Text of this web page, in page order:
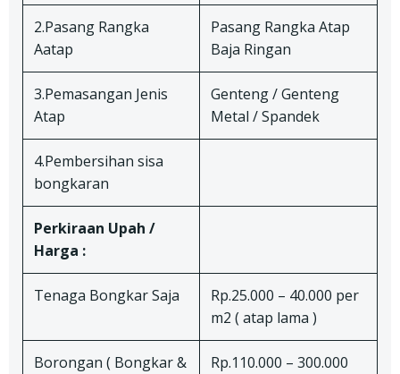
2.Pasang Rangka
Aatap
Pasang Rangka Atap
Baja Ringan
3.Pemasangan Jenis
Atap
Genteng / Genteng
Metal / Spandek
4.Pembersihan sisa
bongkaran
Perkiraan Upah /
Harga :
Tenaga Bongkar Saja
Rp.25.000 – 40.000 per
m2 ( atap lama )
Borongan ( Bongkar &
Rp.110.000 – 300.000